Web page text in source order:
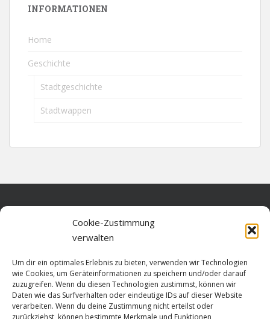
Cookie-Zustimmung
verwalten
Um dir ein optimales Erlebnis zu bieten, verwenden wir Technologien
wie Cookies, um Geräteinformationen zu speichern und/oder darauf
zuzugreifen. Wenn du diesen Technologien zustimmst, können wir
Daten wie das Surfverhalten oder eindeutige IDs auf dieser Website
verarbeiten. Wenn du deine Zustimmung nicht erteilst oder
zurückziehst, können bestimmte Merkmale und Funktionen
INFORMATIONEN
Home
Geschichte
Stadtgeschichte
Stadtwappen
Datenschutz
Cookie-Richtlinie (EU)
Impressum